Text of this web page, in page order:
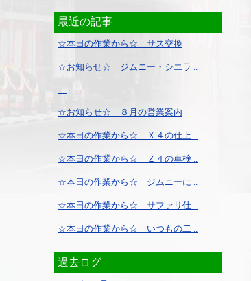
最近の記事
☆本日の作業から☆ サス交換
☆お知らせ☆ ジムニー・シエラ ..
☆お知らせ☆ ８月の営業案内
☆本日の作業から☆ Ｘ４の仕上 ..
☆本日の作業から☆ Ｚ４の車検 ..
☆本日の作業から☆ ジムニーに ..
☆本日の作業から☆ サファリ仕 ..
☆本日の作業から☆ いつもの二 ..
過去ログ